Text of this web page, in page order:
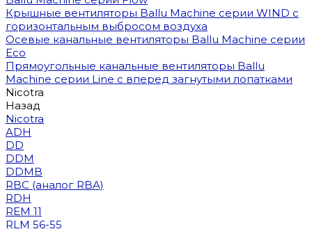
Крышные вентиляторы Ballu Machine серии WIND с
горизонтальным выбросом воздуха
Осевые канальные вентиляторы Ballu Machine серии
Eco
Прямоугольные канальные вентиляторы Ballu
Machine серии Line с вперед загнутыми лопатками
Nicotra
Назад
Nicotra
ADH
DD
DDM
DDMB
RBC (аналог RBA)
RDH
REM 11
RLM 56-55